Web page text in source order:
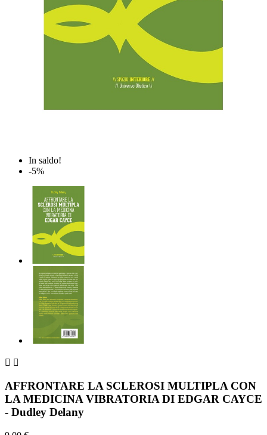
In saldo!
-5%
 
AFFRONTARE LA SCLEROSI MULTIPLA CON
LA MEDICINA VIBRATORIA DI EDGAR CAYCE
- Dudley Delany